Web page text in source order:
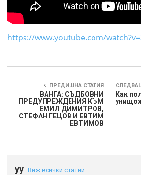
https://www.youtube.com/
ПРЕДИШНА СТАТИЯ
ВАНГА: СЪДБОВНИ
ПРЕДУПРЕЖДЕНИЯ КЪМ
ЕМИЛ ДИМИТРОВ,
СТЕФАН ГЕЦОВ И ЕВТИМ
ЕВТИМОВ
Как
yy Виж всички статии